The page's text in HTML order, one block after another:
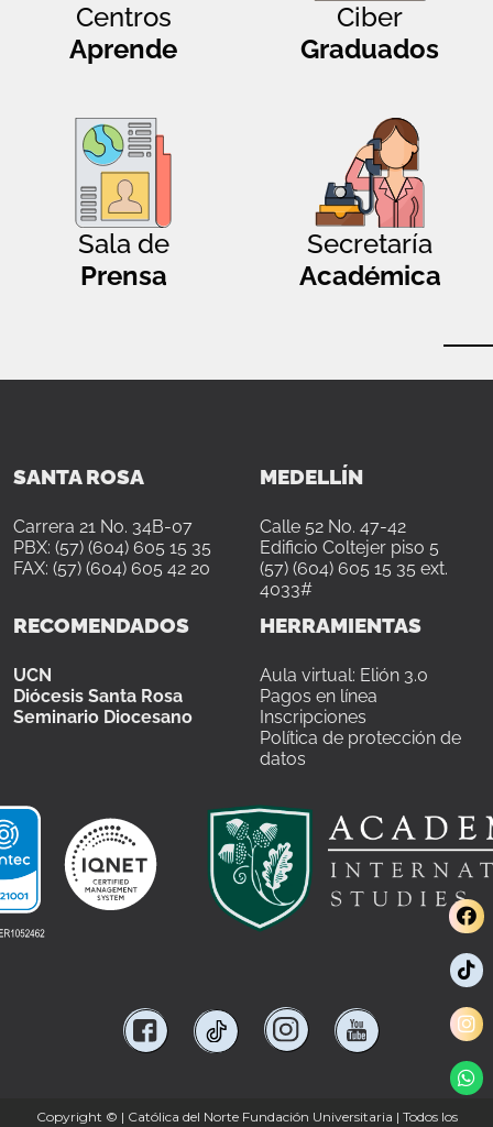
Centros
Aprende
Ciber
Graduados
Sala de
Prensa
Secretaría
Académica
SANTA ROSA
Carrera 21 No. 34B-07
PBX: (57) (604) 605 15 35
FAX: (57) (604) 605 42 20
MEDELLÍN
Calle 52 No. 47-42
Edificio Coltejer piso 5
(57) (604) 605 15 35 ext.
4033#
RECOMENDADOS
UCN
Diócesis Santa Rosa
Seminario Diocesano
HERRAMIENTAS
Aula virtual: Elión 3.0
Pagos en línea
Inscripciones
Política de protección de
datos
Copyright © | Católica del Norte Fundación Universitaria | Todos los